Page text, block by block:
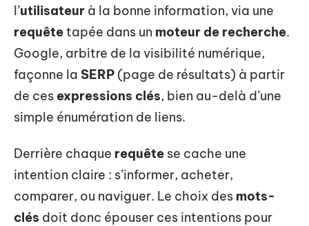
l’utilisateur à la bonne information, via une
requêtetapée dans un moteur de recherche.
Google, arbitre de la visibilité numérique,
façonne la SERP (page de résultats) à partir
de ces expressions clés, bien au-delà d’une
simple énumération de liens.
Derrière chaque requête se cache une
intention claire : s’informer, acheter,
comparer, ou naviguer. Le choix des mots-
clés doit donc épouser ces intentions pour